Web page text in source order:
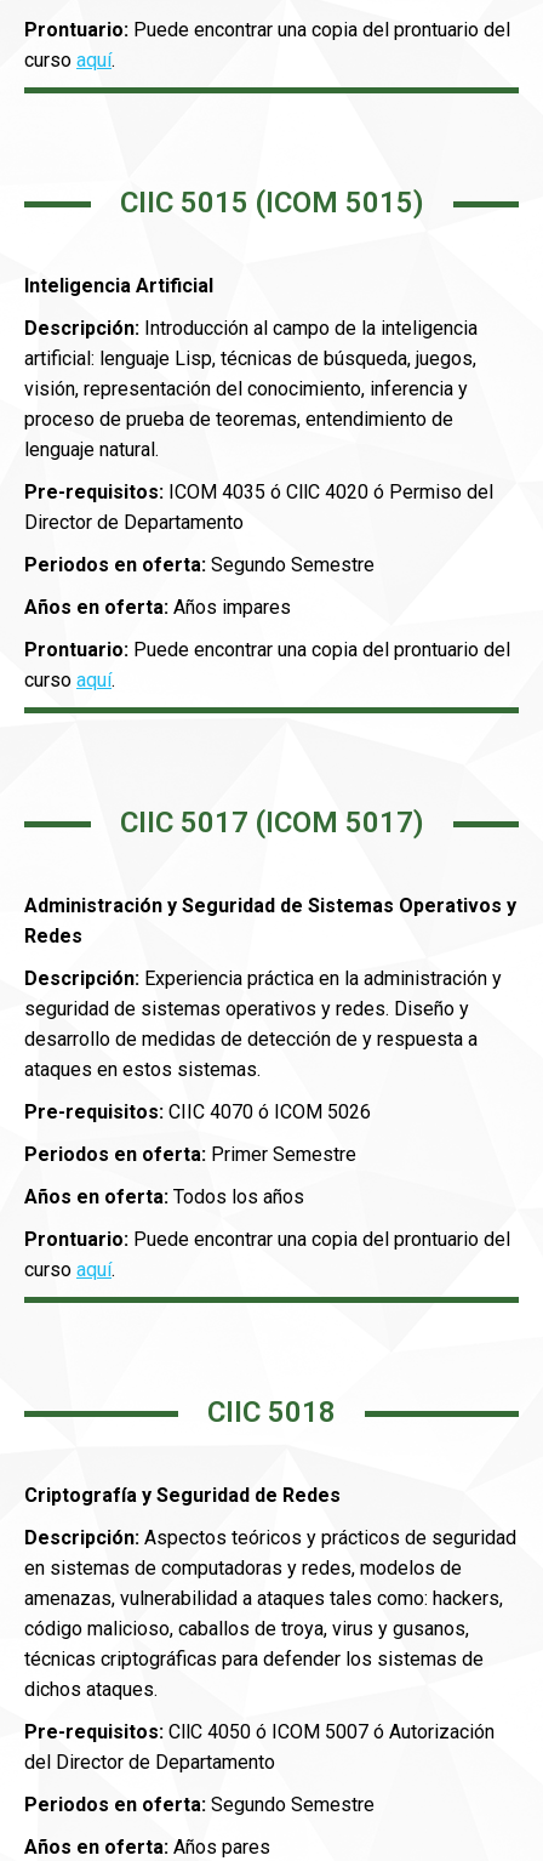
Prontuario: Puede encontrar una copia del prontuario del
curso aquí.
CIIC 5015 (ICOM 5015)
Inteligencia Artificial
Descripción: Introducción al campo de la inteligencia
artificial: lenguaje Lisp, técnicas de búsqueda, juegos,
visión, representación del conocimiento, inferencia y
proceso de prueba de teoremas, entendimiento de
lenguaje natural.
Pre-requisitos: ICOM 4035 ó CllC 4020 ó Permiso del
Director de Departamento
Periodos en oferta: Segundo Semestre
Años en oferta: Años impares
Prontuario: Puede encontrar una copia del prontuario del
curso aquí.
CIIC 5017 (ICOM 5017)
Administración y Seguridad de Sistemas Operativos y
Redes
Descripción: Experiencia práctica en la administración y
seguridad de sistemas operativos y redes. Diseño y
desarrollo de medidas de detección de y respuesta a
ataques en estos sistemas.
Pre-requisitos: CIIC 4070 ó ICOM 5026
Periodos en oferta: Primer Semestre
Años en oferta: Todos los años
Prontuario: Puede encontrar una copia del prontuario del
curso aquí.
CIIC 5018
Criptografía y Seguridad de Redes
Descripción: Aspectos teóricos y prácticos de seguridad
en sistemas de computadoras y redes, modelos de
amenazas, vulnerabilidad a ataques tales como: hackers,
código malicioso, caballos de troya, virus y gusanos,
técnicas criptográficas para defender los sistemas de
dichos ataques.
Pre-requisitos: CllC 4050 ó ICOM 5007 ó Autorización
del Director de Departamento
Periodos en oferta: Segundo Semestre
Años en oferta: Años pares